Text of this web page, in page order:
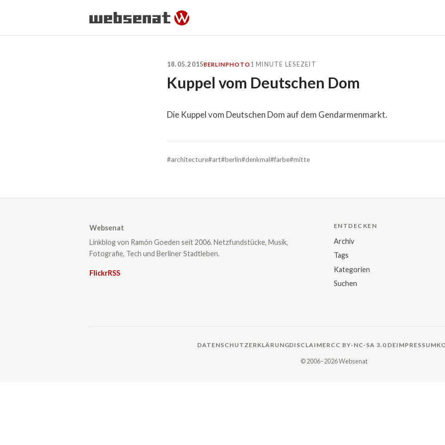
18.05.2015BERLINPHOTO 1 MINUTE LESEZEIT
Kuppel vom Deutschen Dom
Die Kuppel vom Deutschen Dom auf dem Gendarmenmarkt.
#architecture#art#berlin#denkmal#farbe#mitte
Websenat
Linkblog von Ramón Goeden seit 2006. Netzfundstücke, Musik,
Fotografie, Tech und Berliner Stadtleben.
FlickrRSS
ENTDECKEN
Archiv
Tags
Kategorien
Suchen
DATENSCHUTZERKLÄRUNGDISCLAIMER CC BY-NC-SA 3.0 DEIMPRESSUM
© 2006–2026 Websenat